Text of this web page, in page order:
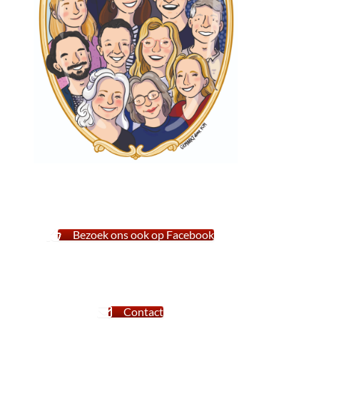
Bezoek ons ook op Facebook
Contact